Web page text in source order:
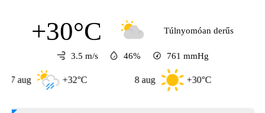
+30°C Túlnyomóan derűs
3.5 m/s 46% 761 mmHg
+32°C +30°C